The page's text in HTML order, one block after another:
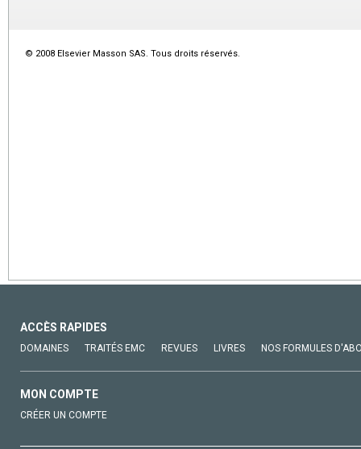
© 2008 Elsevier Masson SAS. Tous droits réservés.
ACCÈS RAPIDES
DOMAINES TRAITÉS EMC REVUES LIVRES NOS FORMULES
MON COMPTE
CRÉER UN COMPTE